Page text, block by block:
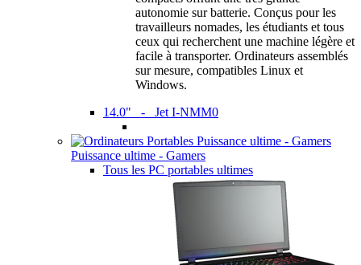
autonomie sur batterie. Conçus pour les
travailleurs nomades, les étudiants et tous
ceux qui recherchent une machine légère et
facile à transporter. Ordinateurs assemblés
sur mesure, compatibles Linux et
Windows.
14.0" - Jet I-NMM0
Puissance ultime - Gamers
Tous les PC portables ultimes